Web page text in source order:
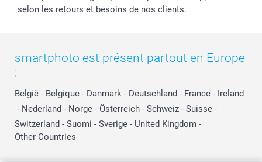
selon les retours et besoins de nos clients.
smartphoto est présent partout en Europe
:
België - Belgique - Danmark - Deutschland - France - Ireland
- Nederland - Norge - Österreich - Schweiz - Suisse -
Switzerland - Suomi - Sverige - United Kingdom -
Other Countries